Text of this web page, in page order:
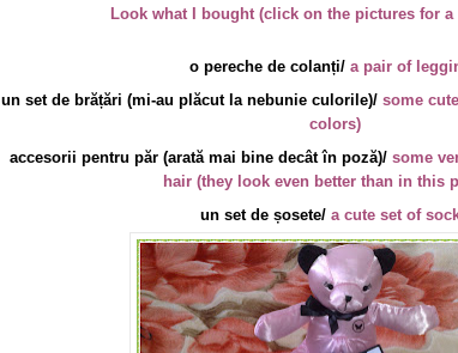
Look what I bought (click on the pictures for a
o pereche de colanți/a pair of
un set de brățări (mi-au plăcut la nebunie culorile)/ some
colors)
accesorii pentru păr (arată mai bine decât în poză)/ some
hair (they look even better than in this
un set de șosete/ a cute set of